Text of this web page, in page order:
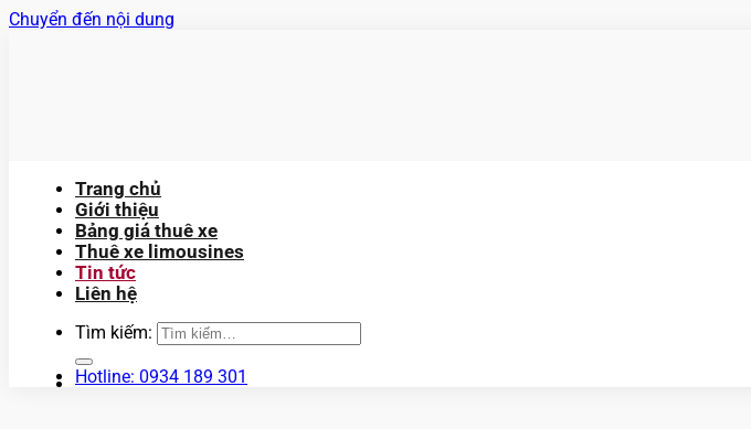
Chuyển đến nội dung
Trang chủ
Giới thiệu
Bảng giá thuê xe
Thuê xe limousines
Tin tức
Liên hệ
Tìm kiếm:
Hotline: 0934 189 301